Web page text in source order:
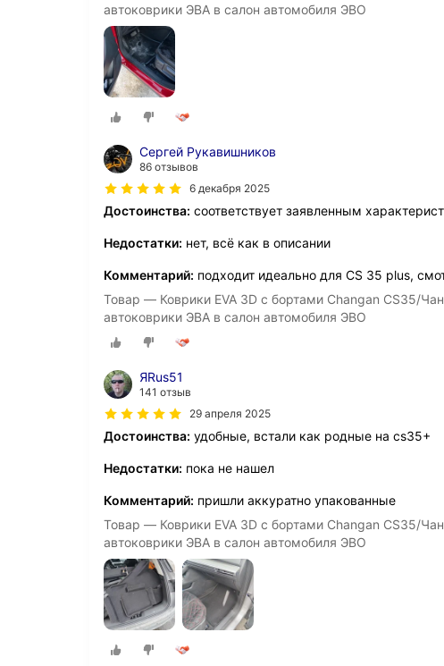
автоковрики ЭВА в салон автомобиля ЭВО
Сергей Рукавишников
86 отзывов
6 декабря 2025
Достоинства: соответствует заявленным
Недостатки: нет, всё как в описании
Комментарий: подходит идеально для CS 35 plus,
Товар — Коврики EVA 3D с бортами Changan CS35/
автоковрики ЭВА в салон автомобиля ЭВО
ЯRus51
141 отзыв
29 апреля 2025
Достоинства: удобные, встали как родные на cs35+
Недостатки: пока не нашел
Комментарий: пришли аккуратно упакованные
Товар — Коврики EVA 3D с бортами Changan CS35/
автоковрики ЭВА в салон автомобиля ЭВО